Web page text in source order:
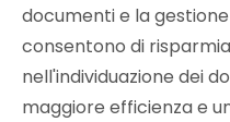
documenti e la gestione
consentono di
nell'individuazione dei
maggiore efficienza e